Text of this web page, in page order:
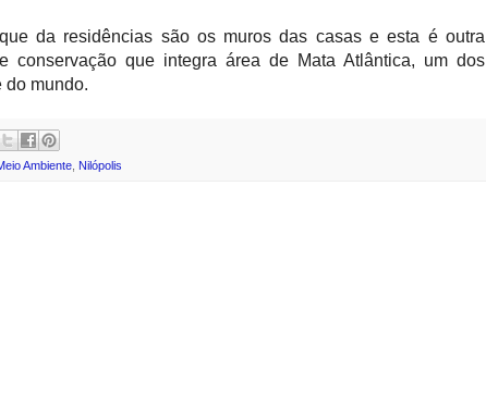
da residências são os muros das casas e esta é outra
conservação que integra área de Mata Atlântica, um dos
do mundo.
Ambiente, Nilópolis